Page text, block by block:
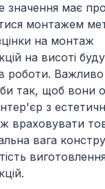
значення має
монтажем
на монтаж
на висоті
роботи. Важливо
так, щоб вони
з
враховувати
вага
виготовлення